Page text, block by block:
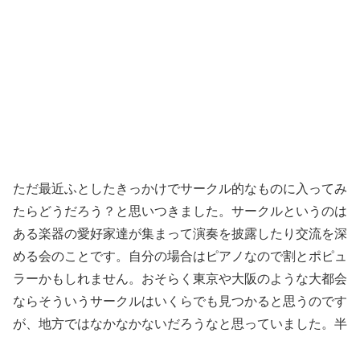
ただ最近ふとしたきっかけでサークル的なものに入ってみ
たらどうだろう？と思いつきました。サークルというのは
ある楽器の愛好家達が集まって演奏を披露したり交流を深
める会のことです。自分の場合はピアノなので割とポピュ
ラーかもしれません。おそらく東京や大阪のような大都会
ならそういうサークルはいくらでも見つかると思うのです
が、地方ではなかなかないだろうなと思っていました。半